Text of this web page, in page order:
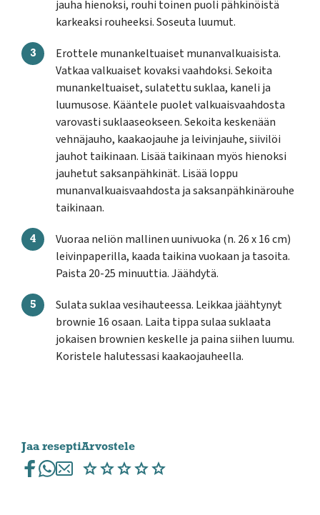
jauha hienoksi, rouhi toinen puoli pähkinöistä
karkeaksi rouheeksi. Soseuta luumut.
Erottele munankeltuaiset munanvalkuaisista.
Vatkaa valkuaiset kovaksi vaahdoksi. Sekoita
munankeltuaiset, sulatettu suklaa, kaneli ja
luumusose. Kääntele puolet valkuaisvaahdosta
varovasti suklaaseokseen. Sekoita keskenään
vehnäjauho, kaakaojauhe ja leivinjauhe, siivilöi
jauhot taikinaan. Lisää taikinaan myös hienoksi
jauhetut saksanpähkinät. Lisää loppu
munanvalkuaisvaahdosta ja saksanpähkinärouhe
taikinaan.
Vuoraa neliön mallinen uunivuoka (n. 26 x 16 cm)
leivinpaperilla, kaada taikina vuokaan ja tasoita.
Paista 20-25 minuuttia. Jäähdytä.
Sulata suklaa vesihauteessa. Leikkaa jäähtynyt
brownie 16 osaan. Laita tippa sulaa suklaata
jokaisen brownien keskelle ja paina siihen luumu.
Koristele halutessasi kaakaojauheella.
Jaa reseptiArvostele